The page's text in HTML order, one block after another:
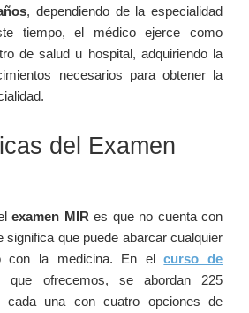
, dependiendo de la ‌especialidad‌
tiempo, el médico ejerce como
de salud u hospital, adquiriendo la
necesarios para obtener la
del Examen
examen MIR es que no cuenta con
significa que puede abarcar cualquier
con la medicina. En el⁣curso de
ofrecemos,⁢ se abordan 225
cada una ⁣con cuatro opciones ⁢de